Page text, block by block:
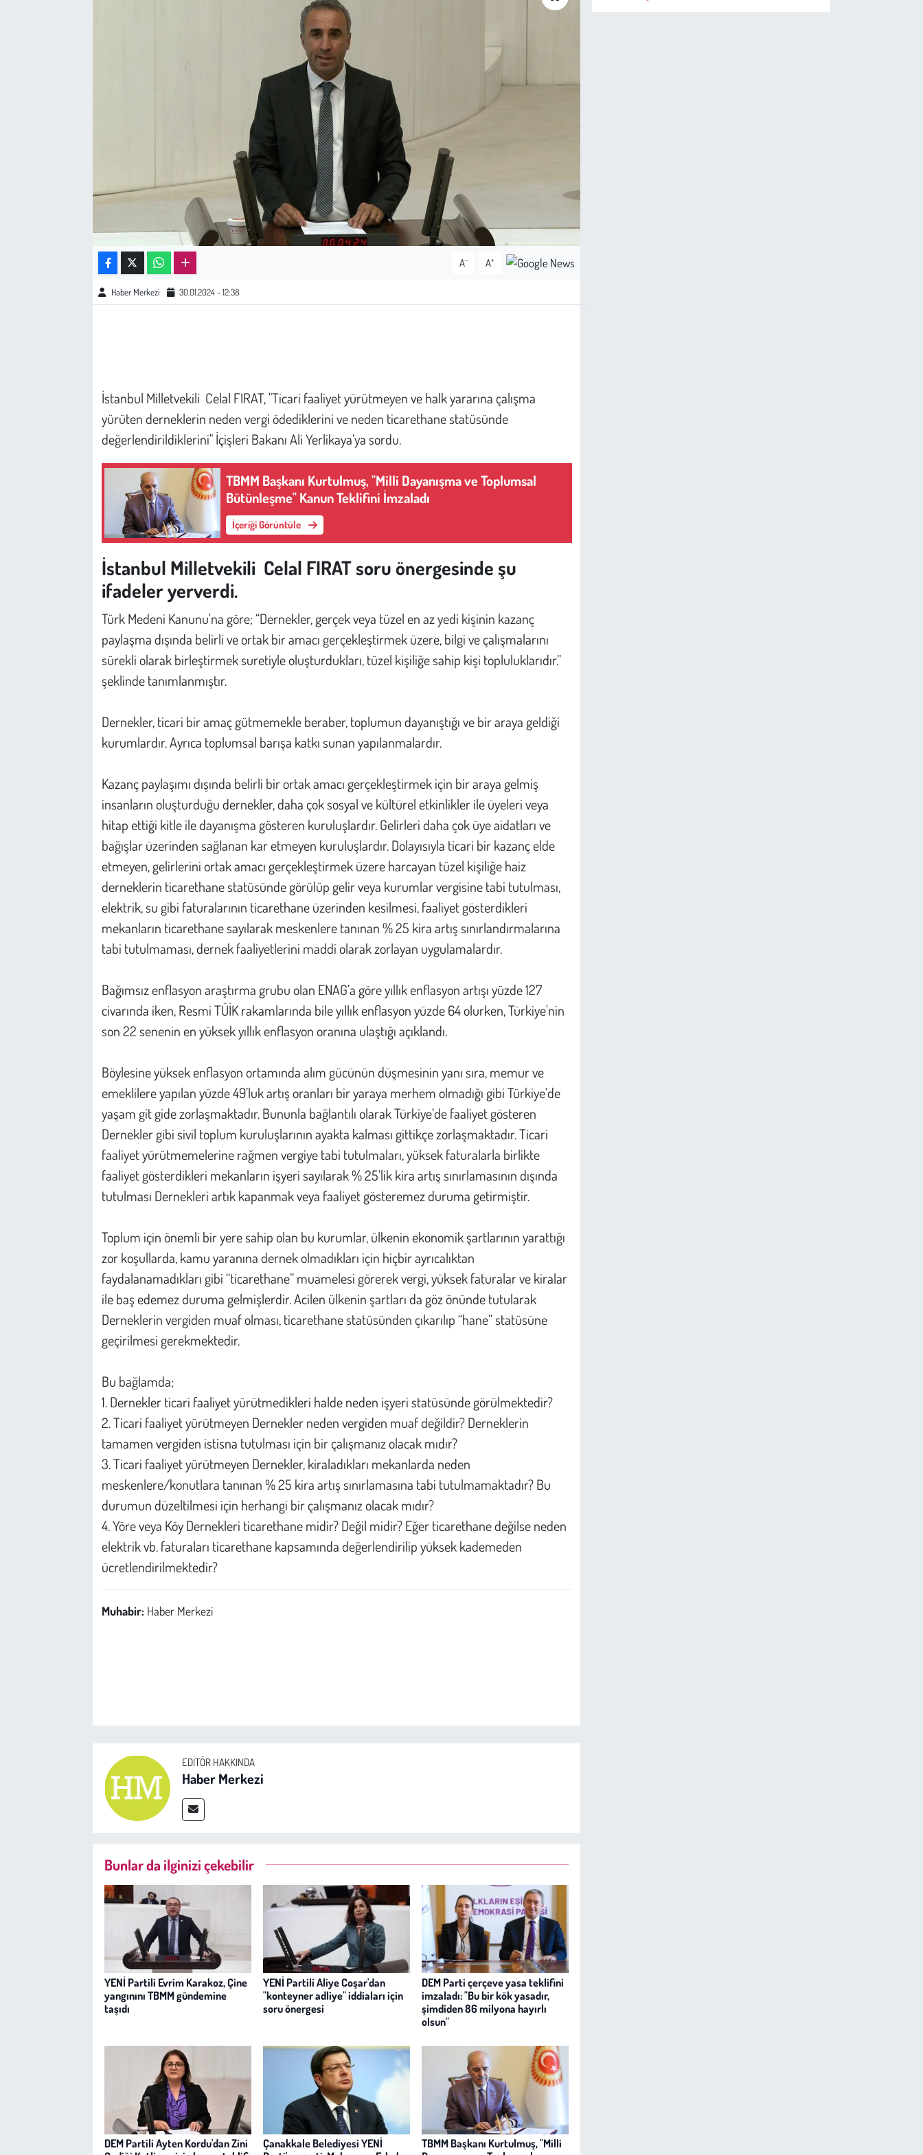
A- A+
Haber Merkezi 30.01.2024 - 12:38
İstanbul Milletvekili Celal FIRAT, "Ticari faaliyet yürütmeyen ve halk yararına çalışma
yürüten derneklerin neden vergi ödediklerini ve neden ticarethane statüsünde
değerlendirildiklerini" İçişleri Bakanı Ali Yerlikaya’ya sordu.
TBMM Başkanı Kurtulmuş, "Milli Dayanışma ve Toplumsal
Bütünleşme" Kanun Teklifini İmzaladı
İçeriği Görüntüle
İstanbul Milletvekili Celal FIRAT soru önergesinde şu
ifadeler yerverdi.
Türk Medeni Kanunu'na göre; “Dernekler, gerçek veya tüzel en az yedi kişinin kazanç
paylaşma dışında belirli ve ortak bir amacı gerçekleştirmek üzere, bilgi ve çalışmalarını
sürekli olarak birleştirmek suretiyle oluşturdukları, tüzel kişiliğe sahip kişi topluluklarıdır.”
şeklinde tanımlanmıştır.
Dernekler, ticari bir amaç gütmemekle beraber, toplumun dayanıştığı ve bir araya geldiği
kurumlardır. Ayrıca toplumsal barışa katkı sunan yapılanmalardır.
Kazanç paylaşımı dışında belirli bir ortak amacı gerçekleştirmek için bir araya gelmiş
insanların oluşturduğu dernekler, daha çok sosyal ve kültürel etkinlikler ile üyeleri veya
hitap ettiği kitle ile dayanışma gösteren kuruluşlardır. Gelirleri daha çok üye aidatları ve
bağışlar üzerinden sağlanan kar etmeyen kuruluşlardır. Dolayısıyla ticari bir kazanç elde
etmeyen, gelirlerini ortak amacı gerçekleştirmek üzere harcayan tüzel kişiliğe haiz
derneklerin ticarethane statüsünde görülüp gelir veya kurumlar vergisine tabi tutulması,
elektrik, su gibi faturalarının ticarethane üzerinden kesilmesi, faaliyet gösterdikleri
mekanların ticarethane sayılarak meskenlere tanınan % 25 kira artış sınırlandırmalarına
tabi tutulmaması, dernek faaliyetlerini maddi olarak zorlayan uygulamalardır.
Bağımsız enflasyon araştırma grubu olan ENAG’a göre yıllık enflasyon artışı yüzde 127
civarında iken, Resmi TÜİK rakamlarında bile yıllık enflasyon yüzde 64 olurken, Türkiye'nin
son 22 senenin en yüksek yıllık enflasyon oranına ulaştığı açıklandı.
Böylesine yüksek enflasyon ortamında alım gücünün düşmesinin yanı sıra, memur ve
emeklilere yapılan yüzde 49’luk artış oranları bir yaraya merhem olmadığı gibi Türkiye’de
yaşam git gide zorlaşmaktadır. Bununla bağlantılı olarak Türkiye’de faaliyet gösteren
Dernekler gibi sivil toplum kuruluşlarının ayakta kalması gittikçe zorlaşmaktadır. Ticari
faaliyet yürütmemelerine rağmen vergiye tabi tutulmaları, yüksek faturalarla birlikte
faaliyet gösterdikleri mekanların işyeri sayılarak % 25’lik kira artış sınırlamasının dışında
tutulması Dernekleri artık kapanmak veya faaliyet gösteremez duruma getirmiştir.
Toplum için önemli bir yere sahip olan bu kurumlar, ülkenin ekonomik şartlarının yarattığı
zor koşullarda, kamu yaranına dernek olmadıkları için hiçbir ayrıcalıktan
faydalanamadıkları gibi “ticarethane” muamelesi görerek vergi, yüksek faturalar ve kiralar
ile baş edemez duruma gelmişlerdir. Acilen ülkenin şartları da göz önünde tutularak
Derneklerin vergiden muaf olması, ticarethane statüsünden çıkarılıp “hane” statüsüne
geçirilmesi gerekmektedir.
Bu bağlamda;
1. Dernekler ticari faaliyet yürütmedikleri halde neden işyeri statüsünde görülmektedir?
2. Ticari faaliyet yürütmeyen Dernekler neden vergiden muaf değildir? Derneklerin
tamamen vergiden istisna tutulması için bir çalışmanız olacak mıdır?
3. Ticari faaliyet yürütmeyen Dernekler, kiraladıkları mekanlarda neden
meskenlere/konutlara tanınan % 25 kira artış sınırlamasına tabi tutulmamaktadır? Bu
durumun düzeltilmesi için herhangi bir çalışmanız olacak mıdır?
4. Yöre veya Köy Dernekleri ticarethane midir? Değil midir? Eğer ticarethane değilse neden
elektrik vb. faturaları ticarethane kapsamında değerlendirilip yüksek kademeden
ücretlendirilmektedir?
Muhabir: Haber Merkezi
EDITÖR HAKKINDA
Haber Merkezi
Bunlar da ilginizi çekebilir
YENİ Partili Evrim Karakoz, Çine
yangınını TBMM gündemine
taşıdı
YENİ Partili Aliye Coşar'dan
"konteyner adliye" iddiaları için
soru önergesi
DEM Parti çerçeve yasa teklifini
imzaladı: "Bu bir kök yasadır,
şimdiden 86 milyona hayırlı
olsun"
DEM Partili Ayten Kordu'dan Zini
Çanakkale Belediyesi YENİ
TBMM Başkanı Kurtulmuş, "Milli
Kültür Sanat
Bilim - Teknoloji
Hayvan Hakları